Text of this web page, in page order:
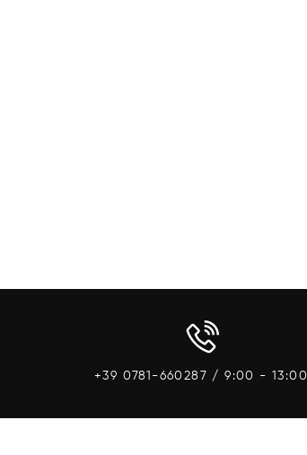
+39 0781-660287 / 9:00 - 13:00